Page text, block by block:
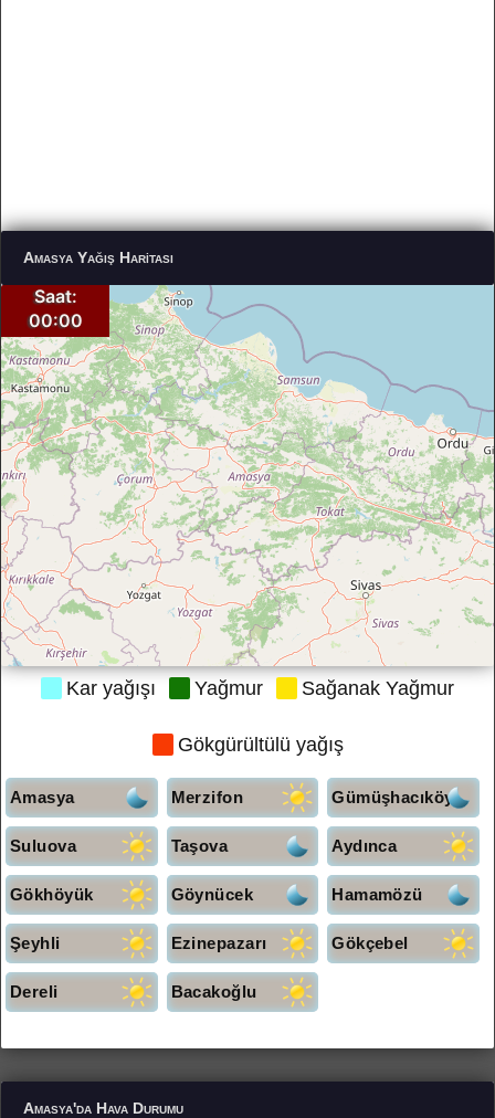
Amasya Yağış Haritası
Kar yağışı Yağmur Sağanak Yağmur
Gökgürültülü yağış
Amasya Merzifon Gümüşhacıköy
Suluova Taşova Aydınca
Gökhöyük Göynücek Hamamözü
Şeyhli Ezinepazarı Gökçebel
Dereli Bacakoğlu
Amasya'da Hava Durumu